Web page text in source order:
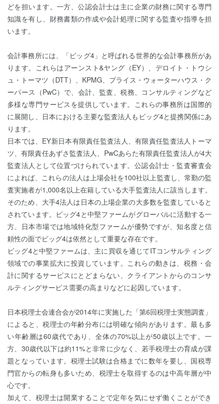
どを担います。一方、公認会計士は主に企業の財務に関する専門
知識を有し、財務書類の作成や会計処理に関する監査や指導を担
います。
会計事務所には、「ビッグ4」と呼ばれる世界的な会計事務所があ
ります。これらはアーンスト&ヤング（EY）、デロイト・トウシ
ュ・トーマツ（DTT）、KPMG、プライス・ウォーターハウス・ク
ーパース（PwC）で、会計、監査、税務、コンサルティングなど
多様な専門サービスを提供しています。これらの事務所は国際的
に展開し、日本における主要な監査法人もビッグ4と提携関係にあ
ります。
日本では、EY新日本有限責任監査法人、有限責任監査法人トーマ
ツ、有限責任あずさ監査法人、PwCあらた有限責任監査法人が4大
監査法人として位置づけられています。公認会計士・監査審査会
によれば、これらの法人は上場会社を100社以上監査し、常勤の監
査実施者が1,000名以上在籍している大手監査法人に該当します。
そのため、大手4法人は日本の上場企業の大多数を監査していると
されています。ビッグ4と中堅ファームがグローバルに活動する一
方、日本市場では地域特化型ファームが優勢ですが、知名度と信
頼性の面でビッグ4は依然として重要な存在です。
ビッグ4と中堅ファームは、主に買収を通じてITコンサルティング
領域での事業拡大に投資しています。これらの動きは、税務・会
計に関するサービスにとどまらない、クライアントからのコンサ
ルティングサービス需要の高まりなどに起因しています。
日本税理士会連合会が2014年に実施した「第6回税理士実態調査」
によると、税理士の年齢分布には明確な傾向があります。最も多
い年齢層は60歳代であり、全体の70%以上が50歳以上です。一
方、30歳代以下は約11%と非常に少なく、若手税理士の育成が課
題となっています。税理士試験は合格までに数年を要し、国税専
門官からの転身も多いため、税理士を取得するのは中高年層が中
心です。
加えて、税理士は開業することで定年を気にせず働くことができ